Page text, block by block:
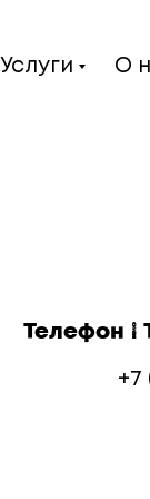
Услуги О
Телефон /
+7